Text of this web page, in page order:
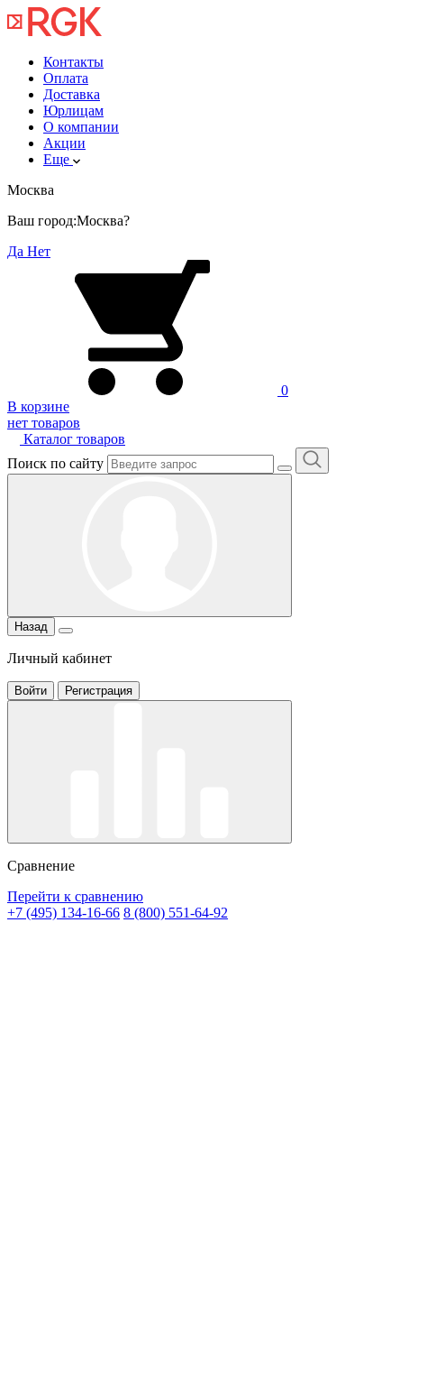
Контакты
Оплата
Доставка
Юрлицам
О компании
Акции
Еще
Москва
Ваш город:Москва?
Да Нет
0
В корзине
нет товаров
Каталог товаров
Поиск по сайту
Назад
Личный кабинет
Войти Регистрация
Сравнение
Перейти к сравнению
+7 (495) 134-16-66 8 (800) 551-64-92